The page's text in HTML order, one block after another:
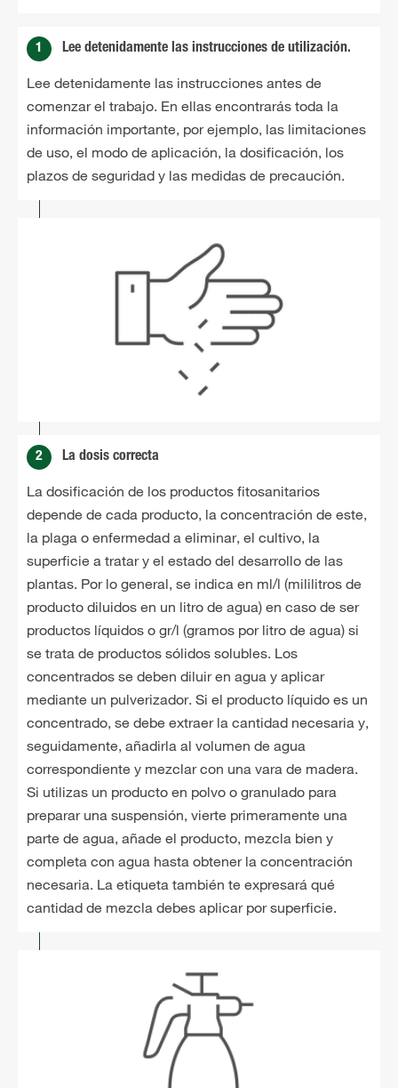
1 Lee detenidamente las instrucciones de utilización.
Lee detenidamente las instrucciones antes de
comenzar el trabajo. En ellas encontrarás toda la
información importante, por ejemplo, las limitaciones
de uso, el modo de aplicación, la dosificación, los
plazos de seguridad y las medidas de precaución.
2 La dosis correcta
La dosificación de los productos fitosanitarios
depende de cada producto, la concentración de este,
la plaga o enfermedad a eliminar, el cultivo, la
superficie a tratar y el estado del desarrollo de las
plantas. Por lo general, se indica en ml/l (mililitros de
producto diluidos en un litro de agua) en caso de ser
productos líquidos o gr/l (gramos por litro de agua) si
se trata de productos sólidos solubles. Los
concentrados se deben diluir en agua y aplicar
mediante un pulverizador. Si el producto líquido es un
concentrado, se debe extraer la cantidad necesaria y,
seguidamente, añadirla al volumen de agua
correspondiente y mezclar con una vara de madera.
Si utilizas un producto en polvo o granulado para
preparar una suspensión, vierte primeramente una
parte de agua, añade el producto, mezcla bien y
completa con agua hasta obtener la concentración
necesaria. La etiqueta también te expresará qué
cantidad de mezcla debes aplicar por superficie.